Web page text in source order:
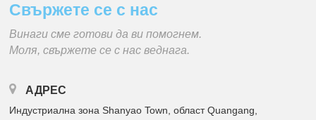
Свържете се с нас
Винаги сме готови да ви помогнем.
Моля, свържете се с нас веднага.
АДРЕС
Индустриална зона Shanyao Town, област Quangang,